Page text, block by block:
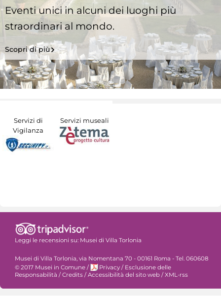
Eventi unici in alcuni dei luoghi più
straordinari al mondo.
Scopri di più
Servizi di
Vigilanza
Servizi museali
Leggi le recensioni su: Musei di Villa Torlonia
Musei di Villa Torlonia, via Nomentana 70 - 00161 Roma - Tel. 060608
© 2017 Musei in Comune / Privacy / Esclusione delle
Responsabilità / Credits / Accessibilità del sito web / XML-rss